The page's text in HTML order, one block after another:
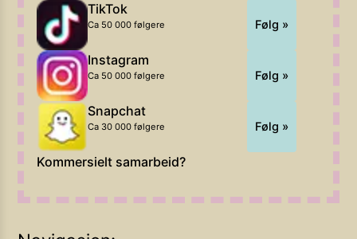
TikTok
Ca 50 000 følgere Følg »
Instagram
Ca 50 000 følgere Følg »
Snapchat
Ca 30 000 følgere Følg »
Kommersielt samarbeid?